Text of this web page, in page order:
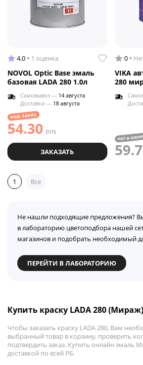
4.0 1 оценка
NOVOL Optic Base эмаль
базовая LADA 280 1.0л
Самовывоз — 14 августа
Доставка — 18 августа
под заказ
54.30 BYN
ЗАКАЗАТЬ
0
VIKA
280
нет в
1 Все
Не нашли подходящие предложения?
в лабораторию цветоподбора нашей
магазинов и подобрать необходимый
ПЕРЕЙТИ В ЛАБОРАТОРИЮ
Купить краску LADA 280
Чтобы заказать краску LADA 280, Вам
выбранный товар в корзину, проверить
подтвердить заказ. Купить онлайн эмаль
доставкой по всей РБ.